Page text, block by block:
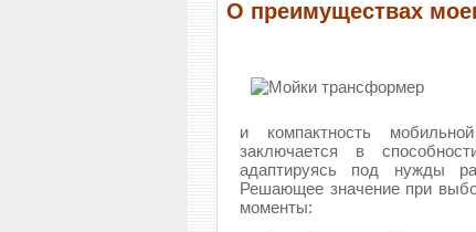
О преимуществах
и компактность
заключается в
адаптируясь под нужды
Решающее значение при
моменты: